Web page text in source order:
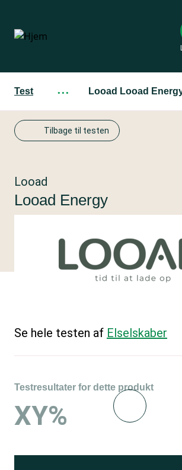
hovedindhold
Test ··· Looad Looad
Tilbage til testen
Looad
Looad Energy
Se hele testen af Elselskaber
Testresultater for dette produkt
XY%